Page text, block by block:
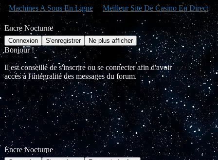
Machines A Sous En Ligne Meilleur Site De Casino En Direct
Encre Nocturne
Bonjour !
Il est conseillé de s'inscrire ou se connecter afin d'avoir
accès à l'intégralité des messages du forum.
Encre Nocturne